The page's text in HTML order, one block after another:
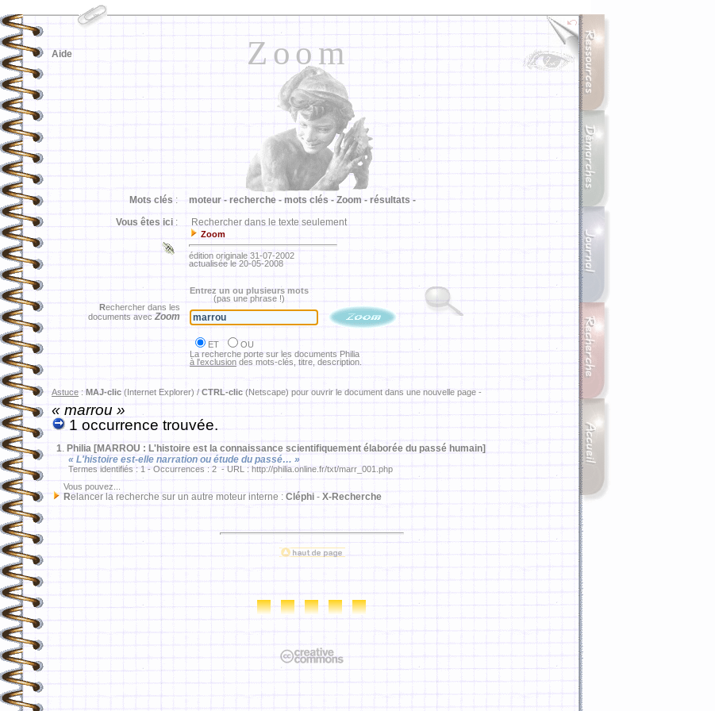
Zoom
Aide
Mots clés : moteur - recherche - mots clés - Zoom - résultats -
Vous êtes ici : Rechercher dans le texte seulement
Zoom
édition originale 31-07-2002
actualisée le 20-05-2008
Rechercher dans les
documents avec Zoom
Entrez un ou plusieurs mots
(pas une phrase !)
ET
OU
La recherche porte sur les documents Philia
à l'exclusion des mots-clés, titre, description.
Astuce : MAJ-clic (Internet Explorer) / CTRL-clic (Netscape) pour ouvrir le document dans une nouvelle page -
« marrou »
1 occurrence trouvée.
1. Philia [MARROU : L'histoire est la connaissance scientifiquement élaborée du passé humain]
« L'histoire est-elle narration ou étude du passé… »
Termes identifiés : 1 - Occurrences : 2 - URL : http://philia.online.fr/txt/marr_001.php
Vous pouvez...
Relancer la recherche sur un autre moteur interne : Cléphi - X-Recherche